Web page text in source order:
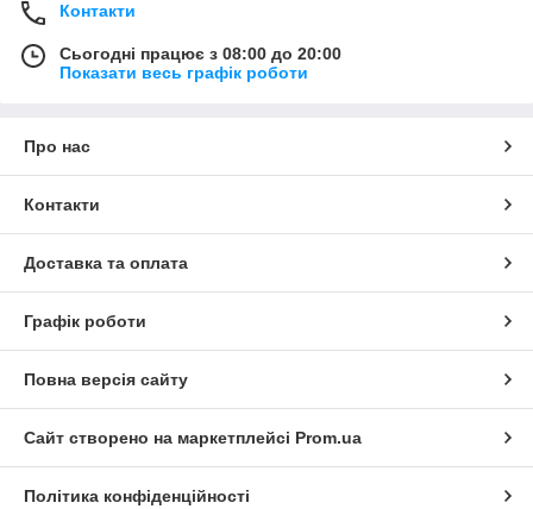
Контакти
Сьогодні працює з 08:00 до 20:00
Показати весь графік роботи
Про нас
Контакти
Доставка та оплата
Графік роботи
Повна версія сайту
Сайт створено на маркетплейсі Prom.ua
Політика конфіденційності